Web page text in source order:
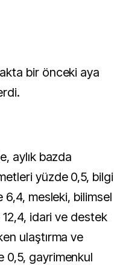
bir önceki aya
aylık bazda
yüzde 0,5, bilgi
mesleki, bilimsel
idari ve destek
ulaştırma ve
0,5, gayrimenkul